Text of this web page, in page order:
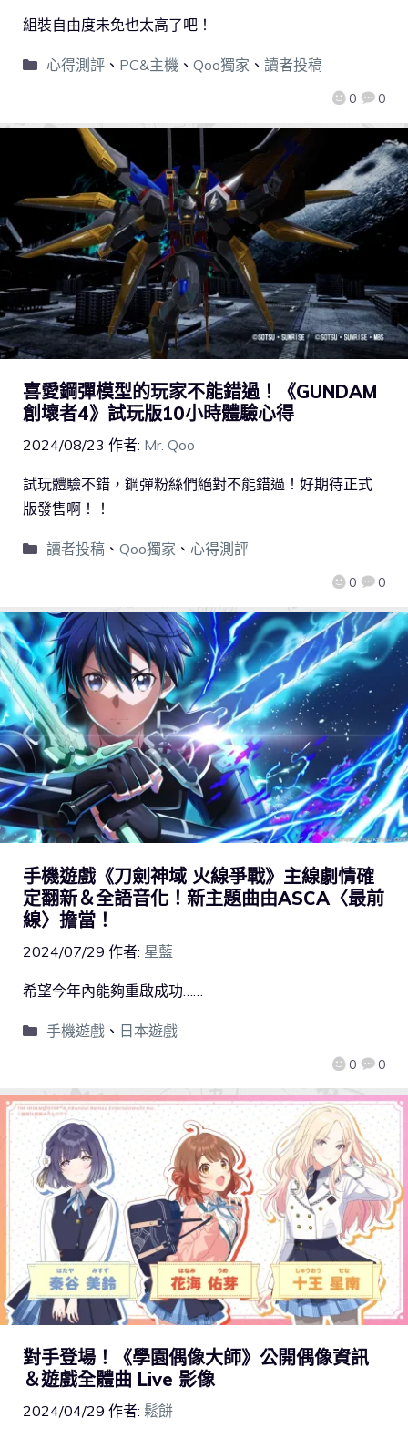
0 0
組裝自由度未免也太高了吧！
心得測評、 PC&主機、 Qoo獨家 、 讀者投稿
喜愛鋼彈模型的玩家不能錯過！《GUNDAM
創壞者4》試玩版10小時體驗心得
2024/08/23 作者: Mr. Qoo
0 0
試玩體驗不錯，鋼彈粉絲們絕對不能錯過！好期待正式
版發售啊！！
讀者投稿、 Qoo獨家 、 心得測評
手機遊戲《刀劍神域 火線爭戰》主線劇情確
定翻新＆全語音化！新主題曲由ASCA〈最前
線〉擔當！
2024/07/29 作者: 星藍
0 0
希望今年內能夠重啟成功……
手機遊戲、 日本遊戲
對手登場！《學園偶像大師》公開偶像資訊
＆遊戲全體曲 Live 影像
2024/04/29 作者: 鬆餅